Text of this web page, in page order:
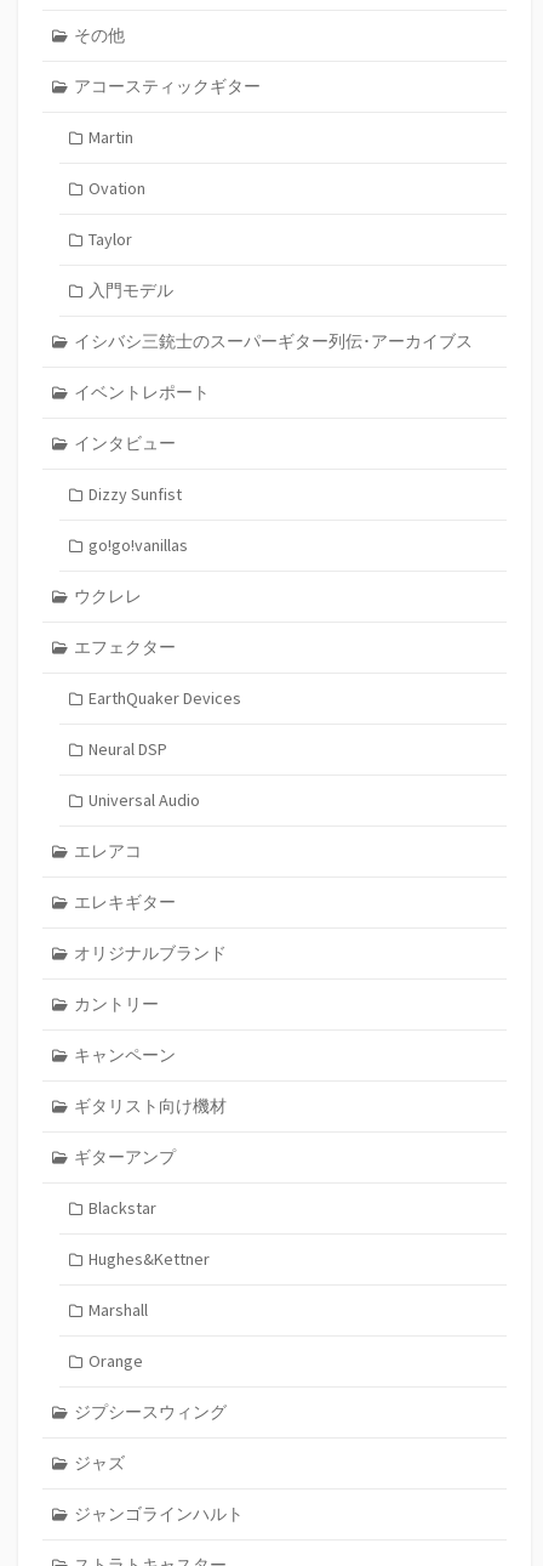
その他
アコースティックギター
Martin
Ovation
Taylor
入門モデル
イシバシ三銃士のスーパーギター列伝･アーカイブス
イベントレポート
インタビュー
Dizzy Sunfist
go!go!vanillas
ウクレレ
エフェクター
EarthQuaker Devices
Neural DSP
Universal Audio
エレアコ
エレキギター
オリジナルブランド
カントリー
キャンペーン
ギタリスト向け機材
ギターアンプ
Blackstar
Hughes&Kettner
Marshall
Orange
ジプシースウィング
ジャズ
ジャンゴラインハルト